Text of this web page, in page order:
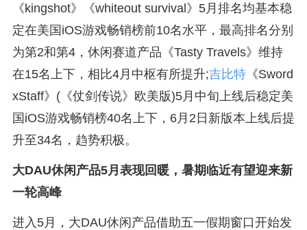
《kingshot》《whiteout survival》5月排名均基本稳
定在美国iOS游戏畅销榜前10名水平，最高排名分别
为第2和第4，休闲赛道产品《Tasty Travels》维持
在15名上下，相比4月中枢有所提升;吉比特《Sword
xStaff》(《仗剑传说》欧美版)5月中旬上线后稳定美
国iOS游戏畅销榜40名上下，6月2日新版本上线后提
升至34名，趋势积极。
大DAU休闲产品5月表现回暖，暑期临近有望迎来新
一轮高峰
进入5月，大DAU休闲产品借助五一假期窗口开始发